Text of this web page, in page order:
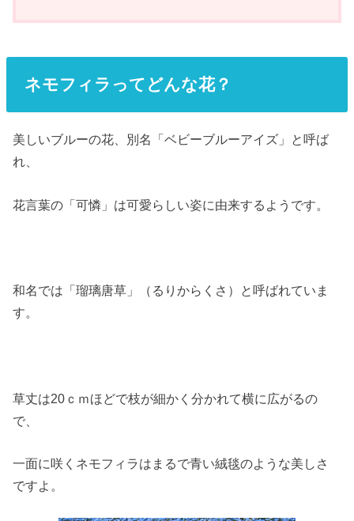
ネモフィラってどんな花？
美しいブルーの花、別名「ベビーブルーアイズ」と呼ば
れ、
花言葉の「可憐」は可愛らしい姿に由来するようです。
和名では「瑠璃唐草」（るりからくさ）と呼ばれていま
す。
草丈は20ｃｍほどで枝が細かく分かれて横に広がるの
で、
一面に咲くネモフィラはまるで青い絨毯のような美しさ
ですよ。